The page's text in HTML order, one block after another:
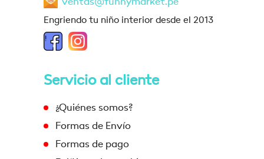
Engriendo tu niño interior desde el 2013
Servicio al cliente
¿Quiénes somos?
Formas de Envío
Formas de pago